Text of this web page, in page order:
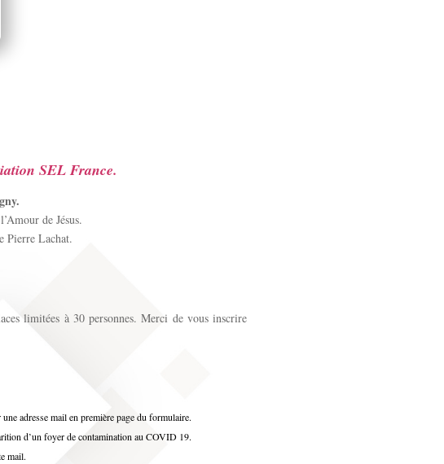
SEL France.
de Jésus.
Pierre Lachat.
limitées à 30 personnes. Merci de vous inscrire
adresse mail en première page du formulaire.
d’un foyer de contamination au COVID 19.
mail.